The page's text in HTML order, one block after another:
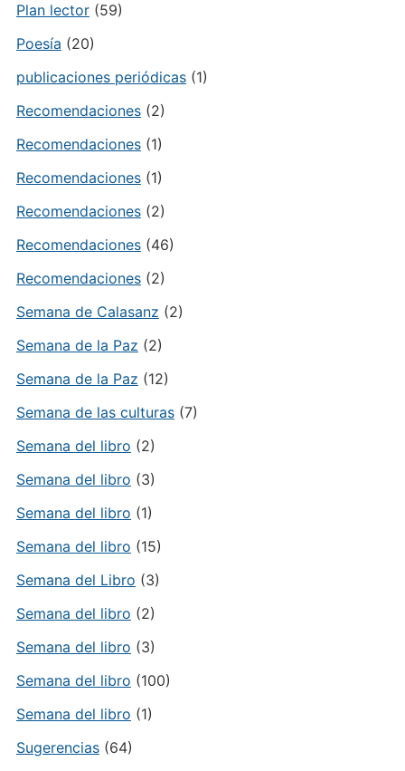
Plan lector(59)
Poesía (20)
publicaciones periódicas(1)
Recomendaciones(2)
Recomendaciones(1)
Recomendaciones(1)
Recomendaciones(2)
Recomendaciones(46)
Recomendaciones(2)
Semana de Calasanz (2)
Semana de la Paz (2)
Semana de la Paz (12)
Semana de las culturas(7)
Semana del libro (2)
Semana del libro (3)
Semana del libro (1)
Semana del libro (15)
Semana del Libro (3)
Semana del libro (2)
Semana del libro (3)
Semana del libro (100)
Semana del libro (1)
Sugerencias(64)